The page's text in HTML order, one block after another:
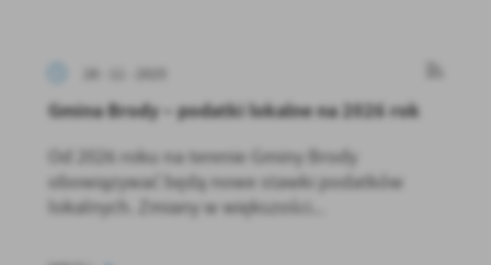
28 - 11 - 2025
Gmina Brody – podatki lokalne na 2026 rok
Od 2026 roku na terenie Gminy Brody
obowiązywać będą nowe stawki podatków
lokalnych. Zmiany w większości...